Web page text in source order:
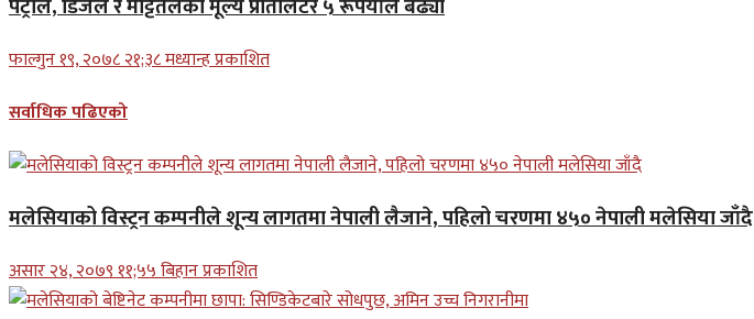
पेट्रोल, डिजेल र मट्टितेलको मूल्य प्रतिलिटर ५ रूपैयाँले बढ्यो
फाल्गुन १९, २०७८ २१;३८ मध्यान्ह प्रकाशित
सर्वाधिक पढिएको
मलेसियाको विस्ट्रन कम्पनीले शून्य लागतमा नेपाली लैजाने, पहिलो चरणमा ४५० नेपाली मलेसिया जाँदै
असार २४, २०७९ ११;५५ बिहान प्रकाशित